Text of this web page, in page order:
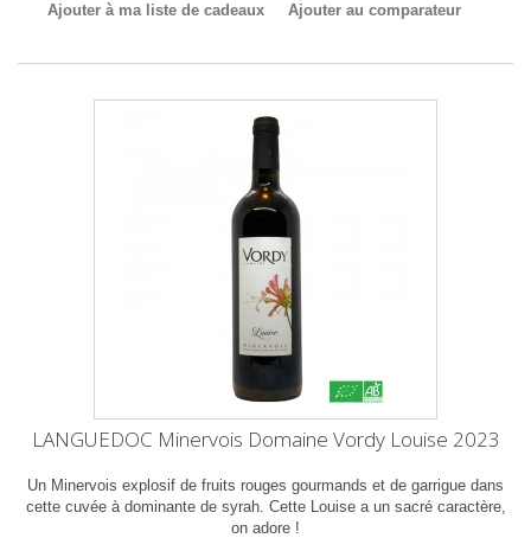
Ajouter à ma liste de cadeaux Ajouter au comparateur
LANGUEDOC Minervois Domaine Vordy Louise 2023
Un Minervois explosif de fruits rouges gourmands et de garrigue dans
cette cuvée à dominante de syrah. Cette Louise a un sacré caractère,
on adore !